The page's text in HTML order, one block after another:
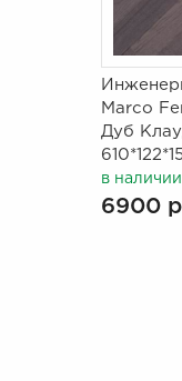
Marco
Дуб
в наличии
6900